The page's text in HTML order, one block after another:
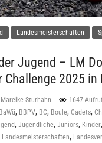
Landesmeisterschaften
Jugend – LM
Challenge 2025 in
Mareike Sturhahn 1647
BaWü, BBPV, BC, Boule, Cadets,
, Jugendliche, Juniors, Kinder,
Landesmeisterschaften,